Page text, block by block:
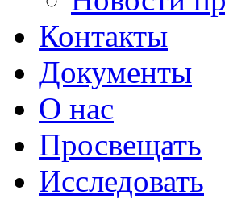
Контакты
Документы
О нас
Просвещать
Исследовать